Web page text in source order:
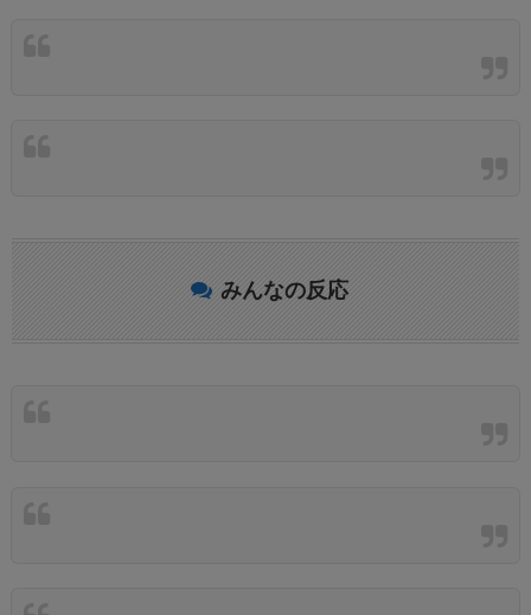
みんなの反応